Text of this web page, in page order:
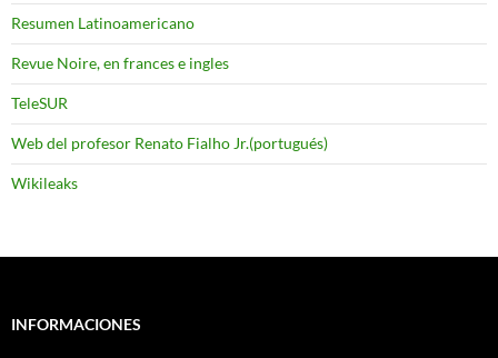
Resumen Latinoamericano
Revue Noire, en frances e ingles
TeleSUR
Web del profesor Renato Fialho Jr.(portugués)
Wikileaks
INFORMACIONES